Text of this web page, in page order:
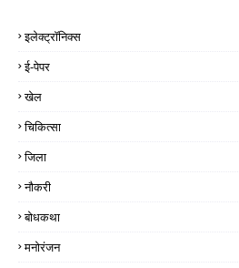
इलेक्ट्रॉनिक्स
ई-पेपर
खेल
चिकित्सा
जिला
नौकरी
बोधकथा
मनोरंजन